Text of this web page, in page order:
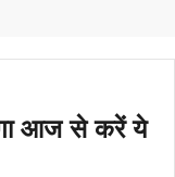
आज से करें ये